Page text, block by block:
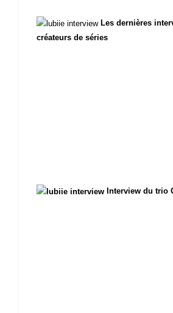
Les dernières
créateurs de séries
Interview du trio